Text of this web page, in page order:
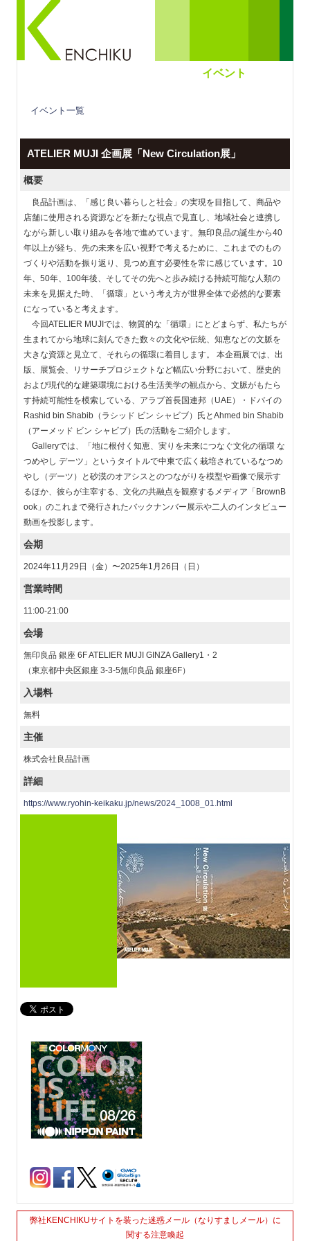
イベント
イベント一覧
ATELIER MUJI 企画展「New Circulation展」
概要
良品計画は、「感じ良い暮らしと社会」の実現を目指して、商品や
店舗に使用される資源などを新たな視点で見直し、地域社会と連携し
ながら新しい取り組みを各地で進めています。無印良品の誕生から40
年以上が経ち、先の未来を広い視野で考えるために、これまでのもの
づくりや活動を振り返り、見つめ直す必要性を常に感じています。10
年、50年、100年後、そしてその先へと歩み続ける持続可能な人類の
未来を見据えた時、「循環」という考え方が世界全体で必然的な要素
になっていると考えます。
今回ATELIER MUJIでは、物質的な「循環」にとどまらず、私たちが
生まれてから地球に刻んできた数々の文化や伝統、知恵などの文脈を
大きな資源と見立て、それらの循環に着目します。 本企画展では、出
版、展覧会、リサーチプロジェクトなど幅広い分野において、歴史的
および現代的な建築環境における生活美学の観点から、文脈がもたら
す持続可能性を模索している、アラブ首長国連邦（UAE）・ドバイの
Rashid bin Shabib（ラシッド ビン シャビブ）氏とAhmed bin Shabib
（アーメッド ビン シャビブ）氏の活動をご紹介します。
Galleryでは、「地に根付く知恵、実りを未来につなぐ文化の循環 な
つめやし デーツ」というタイトルで中東で広く栽培されているなつめ
やし（デーツ）と砂漠のオアシスとのつながりを模型や画像で展示す
るほか、彼らが主宰する、文化の共融点を観察するメディア「BrownB
ook」のこれまで発行されたバックナンバー展示や二人のインタビュー
動画を投影します。
会期
2024年11月29日（金）〜2025年1月26日（日）
営業時間
11:00-21:00
会場
無印良品 銀座 6F ATELIER MUJI GINZA Gallery1・2
（東京都中央区銀座 3-3-5無印良品 銀座6F）
入場料
無料
主催
株式会社良品計画
詳細
https://www.ryohin-keikaku.jp/news/2024_1008_01.html
弊社KENCHIKUサイトを装った迷惑メール（なりすましメール）に
関する注意喚起